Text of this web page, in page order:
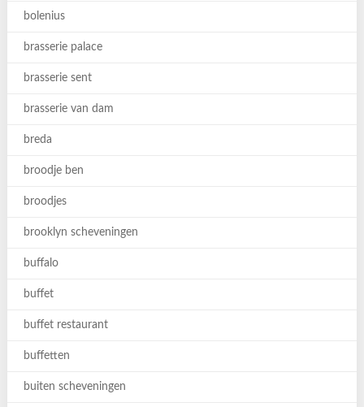
bolenius
brasserie palace
brasserie sent
brasserie van dam
breda
broodje ben
broodjes
brooklyn scheveningen
buffalo
buffet
buffet restaurant
buffetten
buiten scheveningen